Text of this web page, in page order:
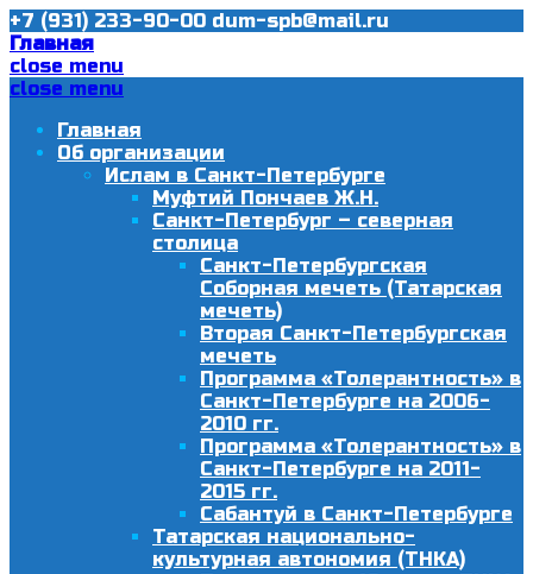
+7 (931) 233-90-00 dum-spb@mail.ru
Главная
close menu
close menu
Главная
Об организации
Ислам в Санкт-Петербурге
Муфтий Пончаев Ж.Н.
Санкт-Петербург – северная
столица
Санкт-Петербургская
Соборная мечеть (Татарская
мечеть)
Вторая Санкт-Петербургская
мечеть
Программа «Толерантность» в
Санкт-Петербурге на 2006-
2010 гг.
Программа «Толерантность» в
Санкт-Петербурге на 2011-
2015 гг.
Сабантуй в Санкт-Петербурге
Татарская национально-
культурная автономия (ТНКА)